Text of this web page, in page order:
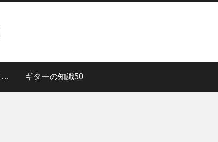
３段階で上達！【ギターレッスン】 ギターの知識50